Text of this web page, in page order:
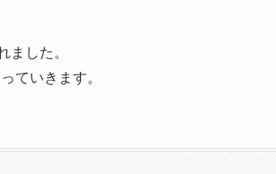
ました。
ていきます。